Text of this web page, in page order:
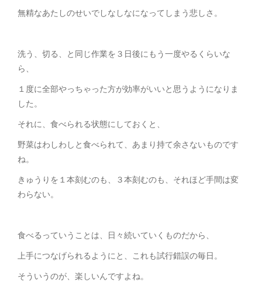
無精なあたしのせいでしなしなになってしまう悲しさ。
洗う、切る、と同じ作業を３日後にもう一度やるくらいな
ら、
１度に全部やっちゃった方が効率がいいと思うようになりま
した。
それに、食べられる状態にしておくと、
野菜はわしわしと食べられて、あまり持て余さないものです
ね。
きゅうりを１本刻むのも、３本刻むのも、それほど手間は変
わらない。
食べるっていうことは、日々続いていくものだから、
上手につなげられるようにと、これも試行錯誤の毎日。
そういうのが、楽しいんですよね。